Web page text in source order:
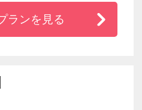
イホームで
できるサービスと空
トにも
ランを見る